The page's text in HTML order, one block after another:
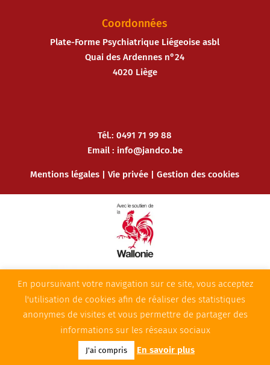
Coordonnées
Plate-Forme Psychiatrique Liégeoise asbl
Quai des Ardennes n°24
4020 Liège
Tél.: 0491 71 99 88
Email : info@jandco.be
Mentions légales |Vie privée |Gestion des cookies
Internet
En poursuivant votre navigation sur ce site, vous acceptez
l'utilisation de cookies afin de réaliser des statistiques
anonymes de visites et vous permettre de partager des
informations sur les réseaux sociaux
J'ai compris En savoir plus